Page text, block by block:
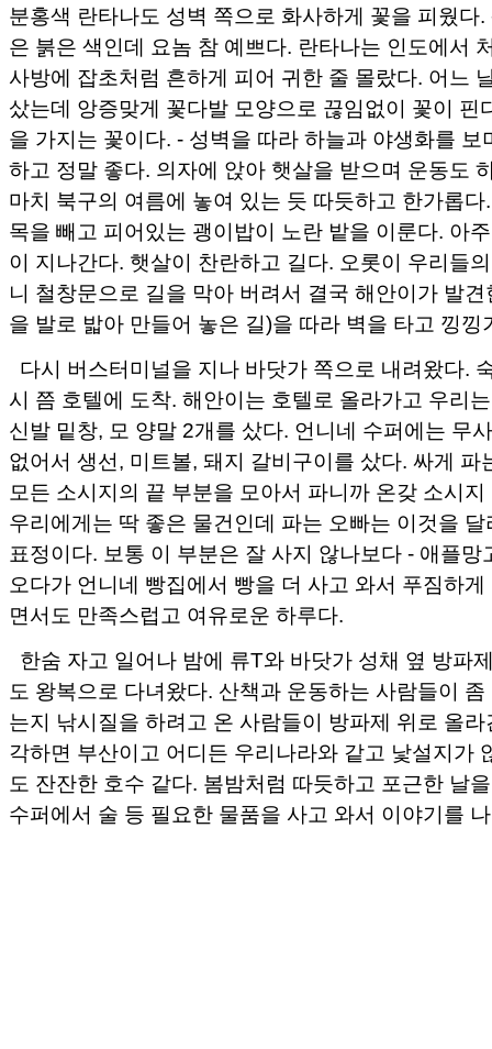
분홍색 란타나도 성벽 쪽으로 화사하게 꽃을 피웠다
은 붉은 색인데 요놈 참 예쁘다. 란타나는 인도에서
사방에 잡초처럼 흔하게 피어 귀한 줄 몰랐다. 어느
샀는데 앙증맞게 꽃다발 모양으로 끊임없이 꽃이 핀
을 가지는 꽃이다. - 성벽을 따라 하늘과 야생화를 보
하고 정말 좋다. 의자에 앉아 햇살을 받으며 운동도
마치 북구의 여름에 놓여 있는 듯 따듯하고 한가롭
목을 빼고 피어있는 괭이밥이 노란 밭을 이룬다. 아
이 지나간다. 햇살이 찬란하고 길다. 오롯이 우리들
니 철창문으로 길을 막아 버려서 결국 해안이가 발
을 발로 밟아 만들어 놓은 길)을 따라 벽을 타고 낑낑
다시 버스터미널을 지나 바닷가 쪽으로 내려왔다.
시 쯤 호텔에 도착. 해안이는 호텔로 올라가고 우리
신발 밑창, 모 양말 2개를 샀다. 언니네 수퍼에는 무
없어서 생선, 미트볼, 돼지 갈비구이를 샀다. 싸게 파
모든 소시지의 끝 부분을 모아서 파니까 온갖 소시
우리에게는 딱 좋은 물건인데 파는 오빠는 이것을
표정이다. 보통 이 부분은 잘 사지 않나보다 - 애플망
오다가 언니네 빵집에서 빵을 더 사고 와서 푸짐하
면서도 만족스럽고 여유로운 하루다.
한숨 자고 일어나 밤에 류T와 바닷가 성채 옆 방파
도 왕복으로 다녀왔다. 산책과 운동하는 사람들이
는지 낚시질을 하려고 온 사람들이 방파제 위로 올
각하면 부산이고 어디든 우리나라와 같고 낯설지가
도 잔잔한 호수 같다. 봄밤처럼 따듯하고 포근한 날
수퍼에서 술 등 필요한 물품을 사고 와서 이야기를